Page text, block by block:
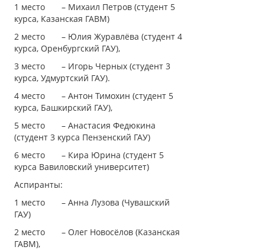
1 место – Михаил Петров (студент 5
курса, Казанская ГАВМ)
2 место – Юлия Журавлёва (студент 4
курса, Оренбургский ГАУ),
3 место – Игорь Черных (студент 3
курса, Удмуртский ГАУ).
4 место – Антон Тимохин (студент 5
курса, Башкирский ГАУ),
5 место – Анастасия Федюкина
(студент 3 курса Пензенский ГАУ)
6 место – Кира Юрина (студент 5
курса Вавиловский университет)
Аспиранты:
1 место – Анна Лузова (Чувашский
ГАУ)
2 место – Олег Новосёлов (Казанская
ГАВМ),